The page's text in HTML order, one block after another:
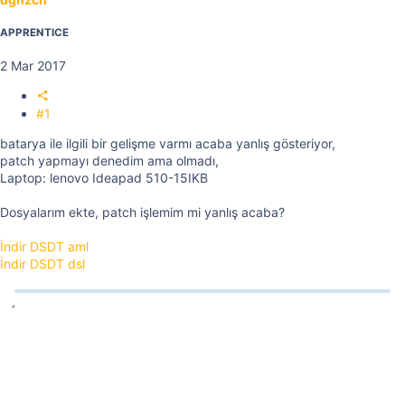
APPRENTICE
2 Mar 2017
#1
batarya ile ilgili bir gelişme varmı acaba yanlış gösteriyor,
patch yapmayı denedim ama olmadı,
Laptop: lenovo Ideapad 510-15IKB
Dosyalarım ekte, patch işlemim mi yanlış acaba?
İndir DSDT aml
İndir DSDT dsl